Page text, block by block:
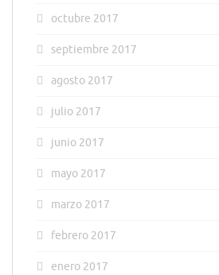
octubre 2017
septiembre 2017
agosto 2017
julio 2017
junio 2017
mayo 2017
marzo 2017
febrero 2017
enero 2017